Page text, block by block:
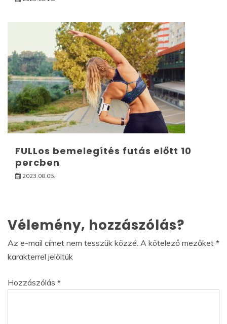
FULLos bemelegítés futás előtt 10
percben
2023.08.05.
Vélemény, hozzászólás?
Az e-mail címet nem tesszük közzé. A kötelező mezőket *
karakterrel jelöltük
Hozzászólás *